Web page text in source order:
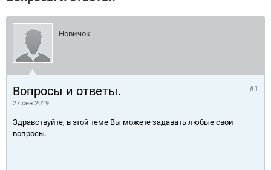
Новичок
Вопросы и ответы.
27 сен 2019
#1
Здравствуйте, в этой теме Вы можете задавать любые свои
вопросы.